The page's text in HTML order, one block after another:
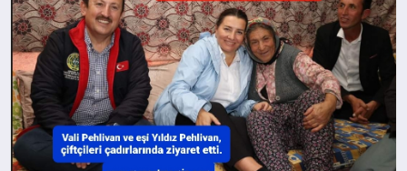
SPOR
DİĞER